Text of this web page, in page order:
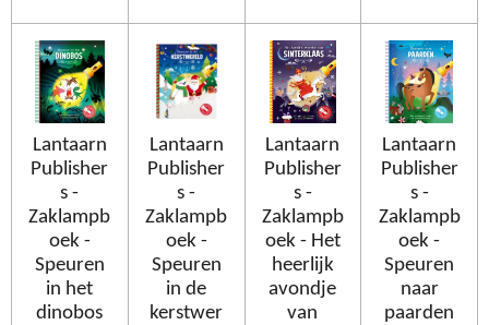
Lantaarn
Publisher
s -
Zaklampb
oek -
Speuren
in het
dinobos
Lantaarn
Publisher
s -
Zaklampb
oek -
Speuren
in de
kerstwer
Lantaarn
Publisher
s -
Zaklampb
oek - Het
heerlijk
avondje
van
Lantaarn
Publisher
s -
Zaklampb
oek -
Speuren
naar
paarden